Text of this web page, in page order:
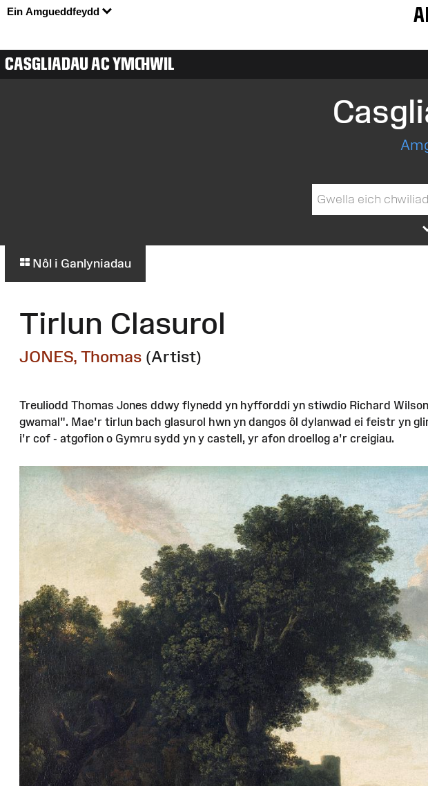
Ein Amgueddfeydd
CASGLIADAU AC YMCHWIL
Nôl i Ganlyniadau
Tirlun Clasurol
JONES, Thomas (Artist)
Treuliodd Thomas Jones ddwy flynedd yn hyfforddi yn stiwdio Richard
gwamal". Mae'r tirlun bach glasurol hwn yn dangos ôl dylanwad ei feistr yn
i'r cof - atgofion o Gymru sydd yn y castell, yr afon droellog a'r creigiau.